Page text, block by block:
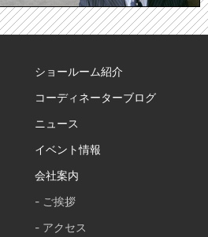
ショールーム紹介
コーディネーターブログ
ニュース
イベント情報
会社案内
- ご挨拶
- アクセス